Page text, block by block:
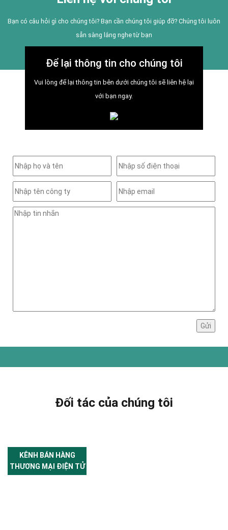
Bạn có câu hỏi gì cho chúng tôi? Bạn cần chúng tôi giúp đỡ? Chúng tôi luôn
sẵn sàng lắng nghe từ bạn
Để lại thông tin cho chúng tôi
Vui lòng để lại thông tin bên dưới chúng tôi sẽ liên hệ lại
với bạn ngay.
Đối tác của chúng tôi
KÊNH BÁN HÀNG
THƯƠNG MẠI ĐIỆN TỬ